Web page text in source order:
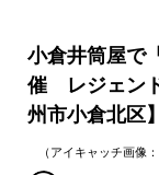
小倉井筒屋で
催 レジェン
州市小倉北区】
（アイキャッチ画像